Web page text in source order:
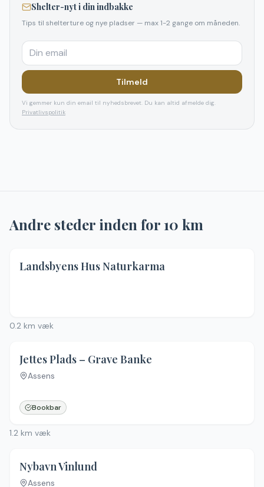
Shelter-nyt i din indbakke
Tips til shelterture og nye pladser — max 1-2 gange om måneden.
Tilmeld
Vi gemmer kun din email til nyhedsbrevet. Du kan altid afmelde dig.
Privatlivspolitik
Andre steder inden for10 km
Landsbyens Hus Naturkarma
0.2 km væk
Jettes Plads – Grave Banke
Assens
Bookbar
1.2 km væk
Nybavn Vinlund
Assens